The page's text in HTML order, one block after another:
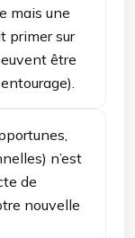
mais une
primer sur
être
n’est
de
nouvelle